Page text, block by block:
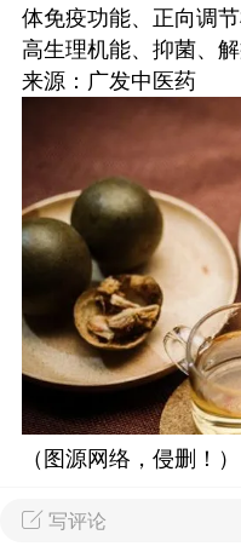
·特急预警】关
节返乡期间“闪
如何
【养
小
容平，顺时收
时精气
0
谷气行
写评论
体免疫功能、正向调
高生理机能、抑菌、解
来源：广发中医药
（图源网络，侵删！）
中药材